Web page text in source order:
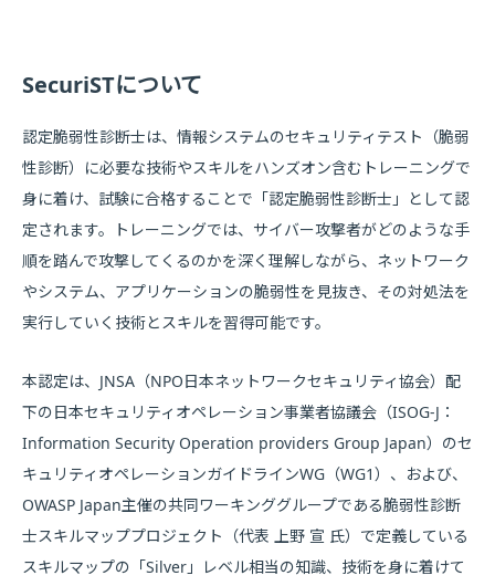
SecuriSTについて
認定脆弱性診断士は、情報システムのセキュリティテスト（脆弱
性診断）に必要な技術やスキルをハンズオン含むトレーニングで
身に着け、試験に合格することで「認定脆弱性診断士」として認
定されます。トレーニングでは、サイバー攻撃者がどのような手
順を踏んで攻撃してくるのかを深く理解しながら、ネットワーク
やシステム、アプリケーションの脆弱性を見抜き、その対処法を
実行していく技術とスキルを習得可能です。
本認定は、JNSA（NPO日本ネットワークセキュリティ協会）配
下の日本セキュリティオペレーション事業者協議会（ISOG-J：
Information Security Operation providers Group Japan）のセ
キュリティオペレーションガイドラインWG（WG1）、および、
OWASP Japan主催の共同ワーキンググループである脆弱性診断
士スキルマッププロジェクト（代表 上野 宣 氏）で定義している
スキルマップの「Silver」レベル相当の知識、技術を身に着けて